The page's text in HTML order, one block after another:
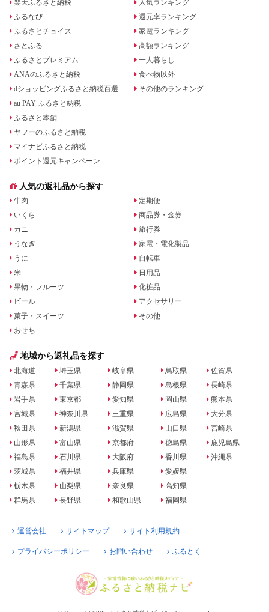
楽天ふるさと納税
ふるなび
ふるさとチョイス
さとふる
ふるさとプレミアム
ANAのふるさと納税
dショッピングふるさと納税百選
au PAY ふるさと納税
ふるさと本舗
ヤフーのふるさと納税
マイナビふるさと納税
ポイント還元キャンペーン
人気ランキング
還元率ランキング
家電ランキング
高額ランキング
一人暮らし
食べ物以外
その他のランキング
人気の返礼品から探す
牛肉
いくら
カニ
うなぎ
うに
米
果物・フルーツ
ビール
菓子・スイーツ
おせち
定期便
商品券・金券
旅行券
家電・電化製品
自転車
日用品
化粧品
アクセサリー
その他
地域から返礼品を探す
北海道
青森県
岩手県
宮城県
秋田県
山形県
福島県
茨城県
栃木県
群馬県
埼玉県
千葉県
東京都
神奈川県
新潟県
富山県
石川県
福井県
山梨県
長野県
岐阜県
静岡県
愛知県
三重県
滋賀県
京都府
大阪府
兵庫県
奈良県
和歌山県
鳥取県
島根県
岡山県
広島県
山口県
徳島県
香川県
愛媛県
高知県
福岡県
佐賀県
長崎県
熊本県
大分県
宮崎県
鹿児島県
沖縄県
運営会社 サイトマップ サイト利用規約
プライバシーポリシー お問い合わせ ふるとく